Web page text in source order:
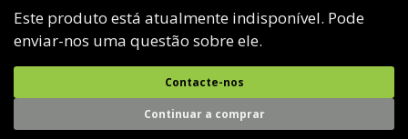
Este produto está atualmente indisponível. Pode
enviar-nos uma questão sobre ele.
Contacte-nos
Continuar a comprar